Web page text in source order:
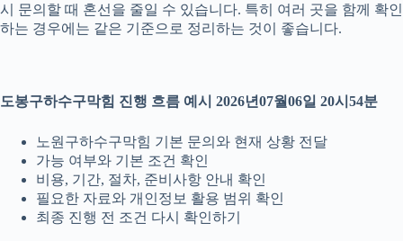
시 문의할 때 혼선을 줄일 수 있습니다. 특히 여러 곳을 함께 확인
하는 경우에는 같은 기준으로 정리하는 것이 좋습니다.
도봉구하수구막힘 진행 흐름 예시 2026년07월06일 20시54분
노원구하수구막힘 기본 문의와 현재 상황 전달
가능 여부와 기본 조건 확인
비용, 기간, 절차, 준비사항 안내 확인
필요한 자료와 개인정보 활용 범위 확인
최종 진행 전 조건 다시 확인하기